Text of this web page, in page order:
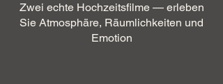
Zwei echte Hochzeitsfilme — erleben
Sie Atmosphäre, Räumlichkeiten und
Emotion